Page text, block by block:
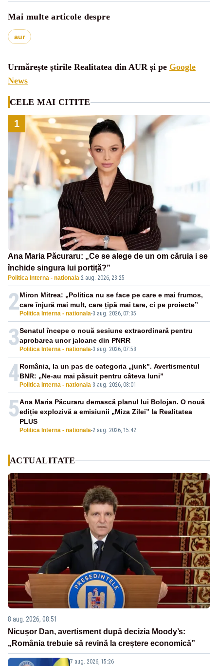
Mai multe articole despre
aur
Urmărește știrile Realitatea din AUR și pe Google
News
CELE MAI CITITE
1
Ana Maria Păcuraru: „Ce se alege de un om căruia i se
închide singura lui portiță?”
Politica Interna - nationala·2 aug. 2026, 23:25
2Politica Interna - nationala-3 aug. 2026, 07:35
Miron Mitrea: „Politica nu se face pe care e mai frumos,
care înjură mai mult, care țipă mai tare, ci pe proiecte”
3Politica Interna - nationala-3 aug. 2026, 07:58
Senatul începe o nouă sesiune extraordinară pentru
aprobarea unor jaloane din PNRR
4Politica Interna - nationala-3 aug. 2026, 08:01
România, la un pas de categoria „junk”. Avertismentul
BNR: „Ne-au mai păsuit pentru câteva luni”
5
Politica Interna - nationala-2 aug. 2026, 15:42
Ana Maria Păcuraru demască planul lui Bolojan. O nouă
ediție explozivă a emisiunii „Miza Zilei” la Realitatea
PLUS
ACTUALITATE
8 aug. 2026, 08:51
Nicușor Dan, avertisment după decizia Moody’s:
„România trebuie să revină la creștere economică”
7 aug. 2026, 15:26